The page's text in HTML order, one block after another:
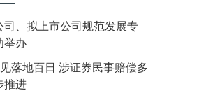
司、拟上市公司规范发展专
举办
见落地百日 涉证券民事赔偿多
推进